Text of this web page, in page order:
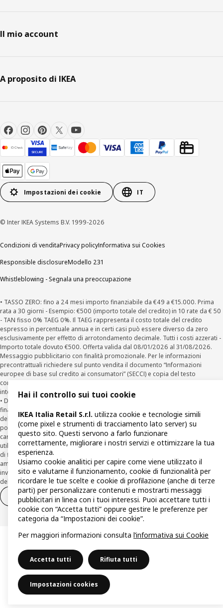
Il mio account
A proposito di IKEA
Impostazioni dei cookie IT
© Inter IKEA Systems B.V. 1999-2026
Condizioni di venditaPrivacy policyInformativa sui Cookies
Responsible disclosureModello 231
Whistleblowing - Segnala una preoccupazione
• TASSO ZERO: fino a 24 mesi importo finanziabile da €49 a €15.000. Prima
rata a 30 giorni - Esempio: €500 (importo totale del credito) in 10 rate da € 50
- TAN fisso 0% TAEG 0%. Il TAEG rappresenta il costo totale del credito
espresso in percentuale annua e in certi casi può essere diverso da zero
esclusivamente per effetto di arrotondamento decimale. Tutti i costi azzerati -
Importo totale dovuto €500. Offerta valida dal 08/01/2026 al 31/08/2026.
Messaggio pubblicitario con finalità promozionale. Per le informazioni
precontrattuali richiedere sul punto vendita il documento “Informazioni
europee di base sul credito ai consumatori” (SECCI) e copia del testo
contrattuale. Salvo approvazione della finanziaria per cui IKEA opera come
intermediario del credito non in esclusiva.
• Diritto di Ripensamento (recesso ex art. 125 ter T.U.B.) dal contratto di
finanziamento Agos: il Cliente può recedere dal Contratto entro la scadenza
della prima rata inviando una richiesta scritta di recesso ad Agos a mezzo
posta elettronica (clienti@agos.it ), pec (info@pec.agosducato.it), posta
cartacea (Viale Fulvio Testi, 280 - 20126 Milano) e per via telematica –
utilizzando la funzionalità sul sitowww.agos.it(“Recesso”) - anche per richieste
di finanziamento effettuate con canali a distanza. In caso di pre-
ammortamento, la comunicazione di recesso da parte del Cliente deve essere
inviata, con le modalità di cui sopra entro 30 giorni dalla data di accettazione
della richiesta di finanziamento.
Diritto di recesso
Diritto di recesso per i servizi
Hai il controllo sui tuoi cookie
IKEA Italia Retail S.r.l. utilizza cookie e tecnologie simili
(come pixel e strumenti di tracciamento lato server) su
questo sito. Questi servono a farlo funzionare
correttamente, migliorare i nostri servizi e ottimizzare la tua
esperienza.
Usiamo cookie analitici per capire come viene utilizzato il
sito e valutarne il funzionamento, cookie di funzionalità per
ricordare le tue scelte e cookie di profilazione (anche di terze
parti) per personalizzare contenuti e mostrarti messaggi
pubblicitari in linea con i tuoi interessi. Puoi accettare tutti i
cookie con “Accetta tutti” oppure gestire le preferenze per
categoria da “Impostazioni dei cookie”.
Per maggiori informazioni consulta l’informativa sui Cookie
Accetta tutti Rifiuta tutti
Impostazioni cookies